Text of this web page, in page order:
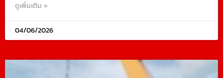
ดูเพิ่มเติม »
04/06/2026